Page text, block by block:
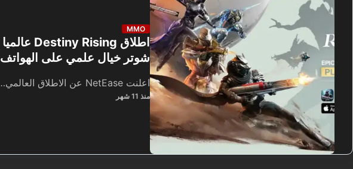
MMO
شوتر خيال علمي على الهواتف
اعلنت NetEase عن الاطلاق العالمي…
منذ 11 شهر